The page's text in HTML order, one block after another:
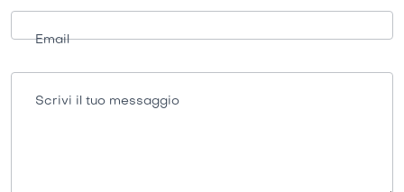
Email
Scrivi il tuo messaggio